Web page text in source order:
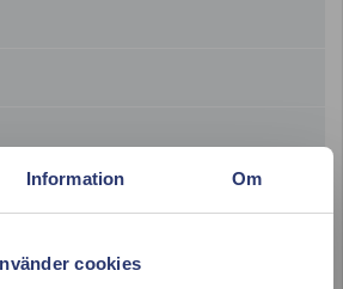
Information Om
cookies